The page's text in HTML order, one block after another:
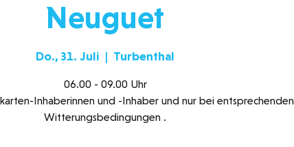
Neuguet
Do., 31. Juli
  |
Turbenthal
06.00 - 09.00 Uhr
Inhaberinnen und -Inhaber und nur bei entsprechenden
Witterungsbedingungen .